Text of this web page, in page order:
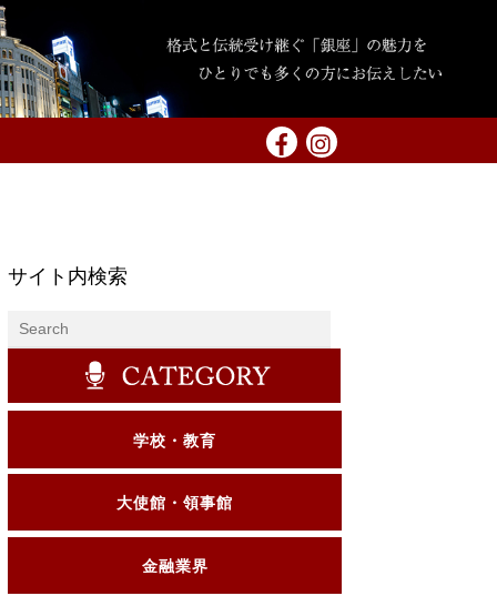
サイト内検索
学校・教育
大使館・領事館
金融業界